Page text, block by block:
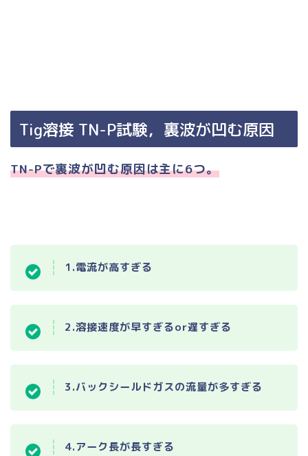
Tig溶接 TN-P試験，裏波が凹む原因
TN-Pで裏波が凹む原因は主に6つ。
1.電流が高すぎる
2.溶接速度が早すぎるor遅すぎる
3.バックシールドガスの流量が多すぎる
4.アーク長が長すぎる